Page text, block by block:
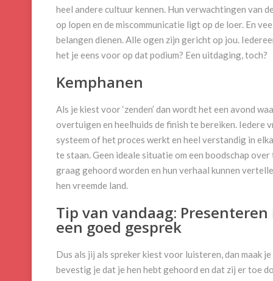
heel andere cultuur kennen. Hun verwachtingen van
op lopen en de miscommunicatie ligt op de loer. En
belangen dienen. Alle ogen zijn gericht op jou.
het je eens voor op dat podium? Een uitdaging, toch?
Kemphanen
Als je kiest voor ‘zenden’ dan wordt het een avond
overtuigen en heelhuids de finish te bereiken.
systeem of het proces werkt en heel verstandig in
te staan. Geen ideale situatie om een boodschap
graag gehoord worden en hun verhaal kunnen
hen vreemde land.
Tip van vandaag:
een goed gesprek
Dus als jij als spreker kiest voor luisteren, dan maak
bevestig je dat je hen hebt gehoord en dat zij er toe